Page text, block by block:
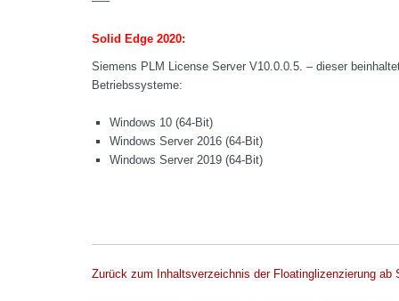
Solid Edge 2020:
Siemens PLM License Server V10.0.0.5. – dieser
Betriebssysteme:
Windows 10 (64-Bit)
Windows Server 2016 (64-Bit)
Windows Server 2019 (64-Bit)
Zurück zum Inhaltsverzeichnis der Floatinglizenzierung ab